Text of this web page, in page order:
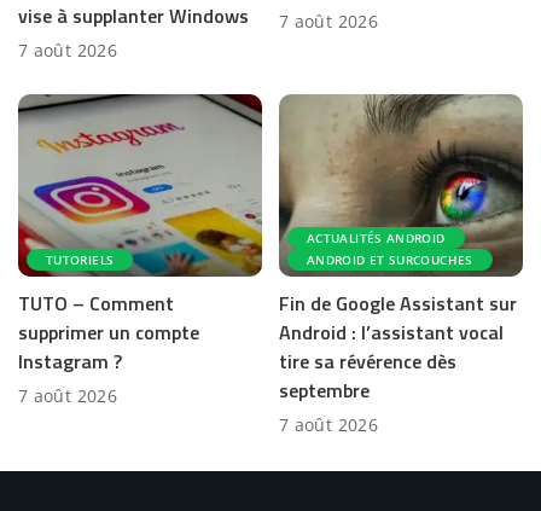
vise à supplanter Windows
7 août 2026
7 août 2026
TUTORIELS
TUTO – Comment
supprimer un compte
Instagram ?
7 août 2026
ACTUALITÉS ANDROID
ANDROID ET SURCOUCHES
Fin de Google Assistant sur
Android : l’assistant vocal
tire sa révérence dès
septembre
7 août 2026